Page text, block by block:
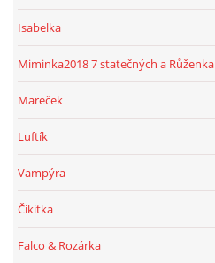
Isabelka
Miminka2018 7 statečných a Růženka
Mareček
Luftík
Vampýra
Čikitka
Falco & Rozárka